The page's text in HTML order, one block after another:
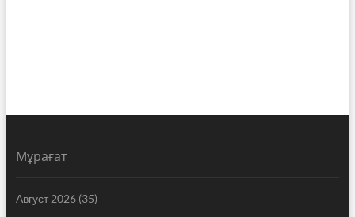
Мұрағат
Август 2026(35)